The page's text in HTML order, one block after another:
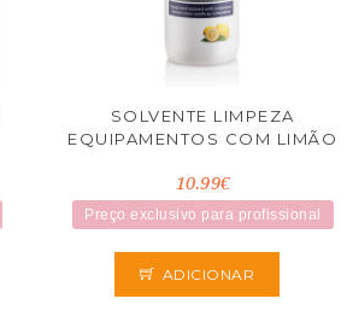
SOLVENTE LIMPEZA
EQUIPAMENTOS COM LIMÃO
10.99€
Preço exclusivo para profissional
ADICIONAR